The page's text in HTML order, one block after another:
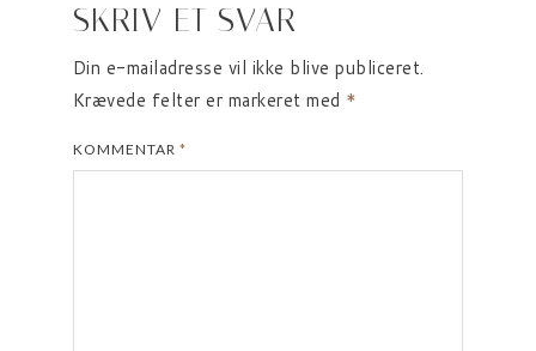
SKRIV ET SVAR
Din e-mailadresse vil ikke blive publiceret.
Krævede felter er markeret med *
KOMMENTAR *